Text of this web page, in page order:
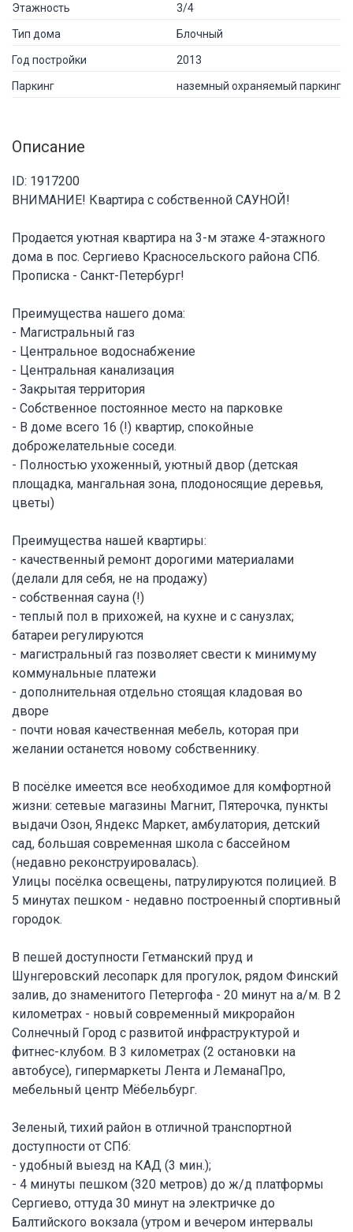
Этажность 3/4
Тип дома Блочный
Год постройки 2013
Паркинг наземный охраняемый паркинг
Описание
ID: 1917200
ВНИМАНИЕ! Квартира с собственной САУНОЙ!
Продается уютная квартира на 3-м этаже 4-этажного
дома в пос. Сергиево Красносельского района СПб.
Прописка - Санкт-Петербург!
Преимущества нашего дома:
- Магистральный газ
- Центральное водоснабжение
- Центральная канализация
- Закрытая территория
- Собственное постоянное место на парковке
- В доме всего 16 (!) квартир, спокойные
доброжелательные соседи.
- Полностью ухоженный, уютный двор (детская
площадка, мангальная зона, плодоносящие деревья,
цветы)
Преимущества нашей квартиры:
- качественный ремонт дорогими материалами
(делали для себя, не на продажу)
- собственная сауна (!)
- теплый пол в прихожей, на кухне и с санузлах;
батареи регулируются
- магистральный газ позволяет свести к минимуму
коммунальные платежи
- дополнительная отдельно стоящая кладовая во
дворе
- почти новая качественная мебель, которая при
желании останется новому собственнику.
В посёлке имеется все необходимое для комфортной
жизни: сетевые магазины Магнит, Пятерочка, пункты
выдачи Озон, Яндекс Маркет, амбулатория, детский
сад, большая современная школа с бассейном
(недавно реконструировалась).
Улицы посёлка освещены, патрулируются полицией. В
5 минутах пешком - недавно построенный спортивный
городок.
В пешей доступности Гетманский пруд и
Шунгеровский лесопарк для прогулок, рядом Финский
залив, до знаменитого Петергофа - 20 минут на а/м. В 2
километрах - новый современный микрорайон
Солнечный Город с развитой инфраструктурой и
фитнес-клубом. В 3 километрах (2 остановки на
автобусе), гипермаркеты Лента и ЛеманаПро,
мебельный центр Мёбельбург.
Зеленый, тихий район в отличной транспортной
доступности от СПб:
- удобный выезд на КАД (3 мин.);
- 4 минуты пешком (320 метров) до ж/д платформы
Сергиево, оттуда 30 минут на электричке до
Балтийского вокзала (утром и вечером интервалы